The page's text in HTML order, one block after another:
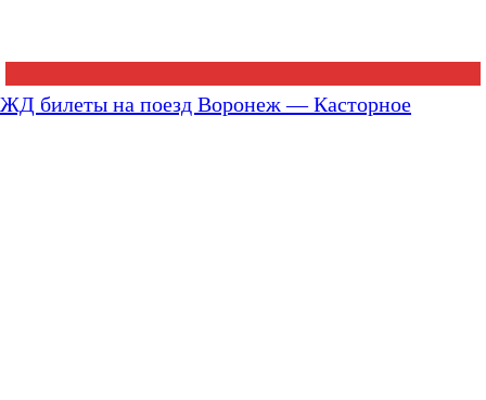
ЖД билеты на поезд Воронеж — Касторное